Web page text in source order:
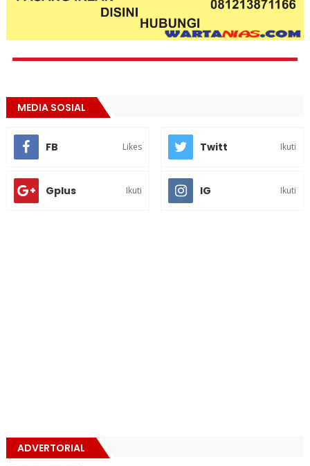
MEDIA SOSIAL
FB Likes Twitt Ikuti
Gplus Ikuti IG Ikuti
ADVERTORIAL